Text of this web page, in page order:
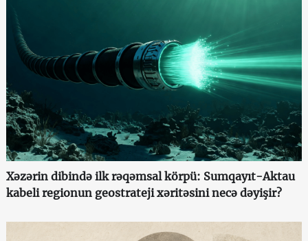
Xəzərin dibində ilk rəqəmsal körpü: Sumqayıt-Aktau
kabeli regionun geostrateji xəritəsini necə dəyişir?